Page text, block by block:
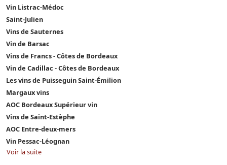
Vin Listrac-Médoc
Saint-Julien
Vins de Sauternes
Vin de Barsac
Vins de Francs - Côtes de Bordeaux
Vin de Cadillac - Côtes de Bordeaux
Les vins de Puisseguin Saint-Émilion
Margaux vins
AOC Bordeaux Supérieur vin
Vins de Saint-Estèphe
AOC Entre-deux-mers
Vin Pessac-Léognan
Voir la suite